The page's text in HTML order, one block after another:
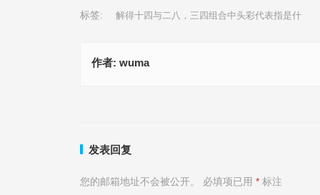
标签: 解得十四与二八，三四组合中头彩代表指是什
作者: wuma
发表回复
您的邮箱地址不会被公开。 必填项已用 * 标注